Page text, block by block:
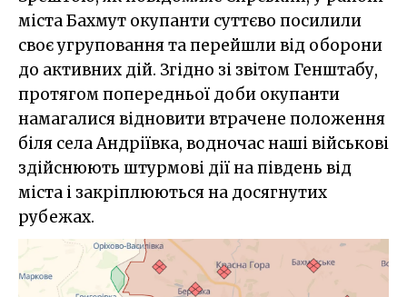
міста Бахмут окупанти суттєво посилили
своє угруповання та перейшли від оборони
до активних дій. Згідно зі звітом Генштабу,
протягом попередньої доби окупанти
намагалися відновити втрачене положення
біля села Андріївка, водночас наші військові
здійснюють штурмові дії на південь від
міста і закріплюються на досягнутих
рубежах.